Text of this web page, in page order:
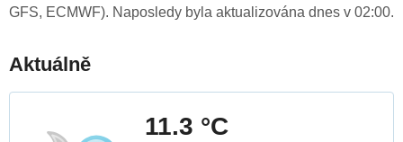
GFS, ECMWF). Naposledy byla aktualizována dnes v 02:00.
Aktuálně
11.3 °C